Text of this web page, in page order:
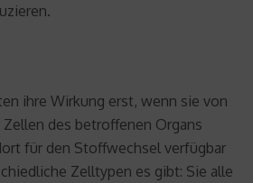
ihre Wirkung erst, wenn sie von
des betroffenen Organs
für den Stoffwechsel verfügbar
Zelltypen es gibt: Sie alle